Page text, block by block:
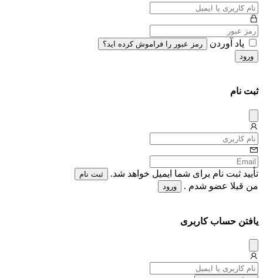
یاد آوردن
رمز عبور را فراموش کرده اید؟
ورود
ثبت نام
میس
تأیید ثبت نام برای شما ایمیل خواهد شد. ثبت نام
من قبلا عضو شدم . ورود
یافتن حساب کاربری
میس